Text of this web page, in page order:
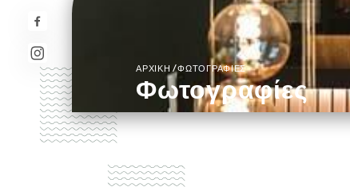
ΑΡΧΙΚΉ/ΦΩΤΟΓΡΑΦΊΕΣ
Φωτογραφίες